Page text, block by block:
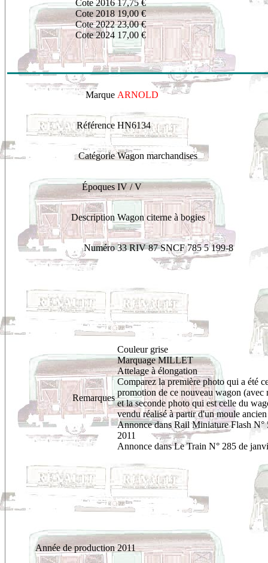
Cote 2016
Cote 2018
Cote 2022
Cote 2024
17,75 €
19,00 €
23,00 €
17,00 €
Marque ARNOLD
Référence HN6134
Catégorie Wagon marchandises
Époques IV / V
Description Wagon citerne à bogies
Numéro 33 RIV 87 SNCF 785 5 199-8
Remarques
Couleur grise
Marquage MILLET
Attelage à élongation
Comparez la première photo qui a été
promotion de ce nouveau wagon (avec
et la seconde photo qui est celle du
vendu réalisé à partir d'un moule ancien
Annonce dans Rail Miniature Flash N°
2011
Annonce dans Le Train N° 285 de
Année de production 2011